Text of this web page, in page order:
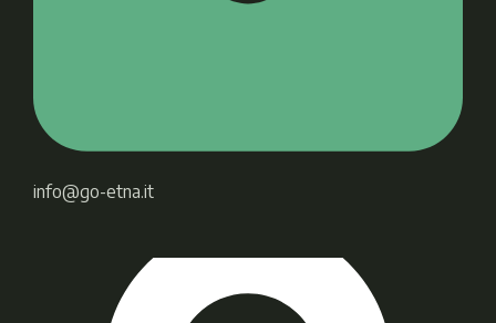
info@go-etna.it